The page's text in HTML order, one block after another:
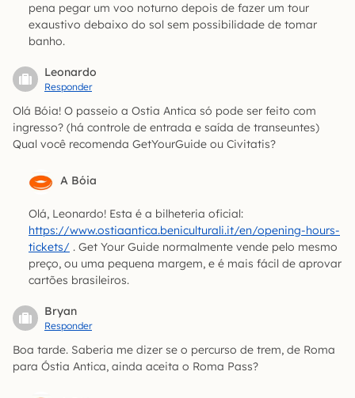
pena pegar um voo noturno depois de fazer um tour
exaustivo debaixo do sol sem possibilidade de tomar
banho.
Leonardo
Responder
Olá Bóia! O passeio a Ostia Antica só pode ser feito com
ingresso? (há controle de entrada e saída de transeuntes)
Qual você recomenda GetYourGuide ou Civitatis?
A Bóia
Olá, Leonardo! Esta é a bilheteria oficial:
https://www.ostiaantica.beniculturali.it/en/opening-hours-
tickets/ . Get Your Guide normalmente vende pelo mesmo
preço, ou uma pequena margem, e é mais fácil de aprovar
cartões brasileiros.
Bryan
Responder
Boa tarde. Saberia me dizer se o percurso de trem, de Roma
para Óstia Antica, ainda aceita o Roma Pass?